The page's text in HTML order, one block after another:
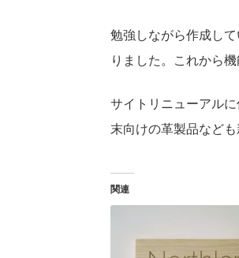
勉強しながら作成し
りました。これから
サイトリニューアル
末向けの革製品など
関連